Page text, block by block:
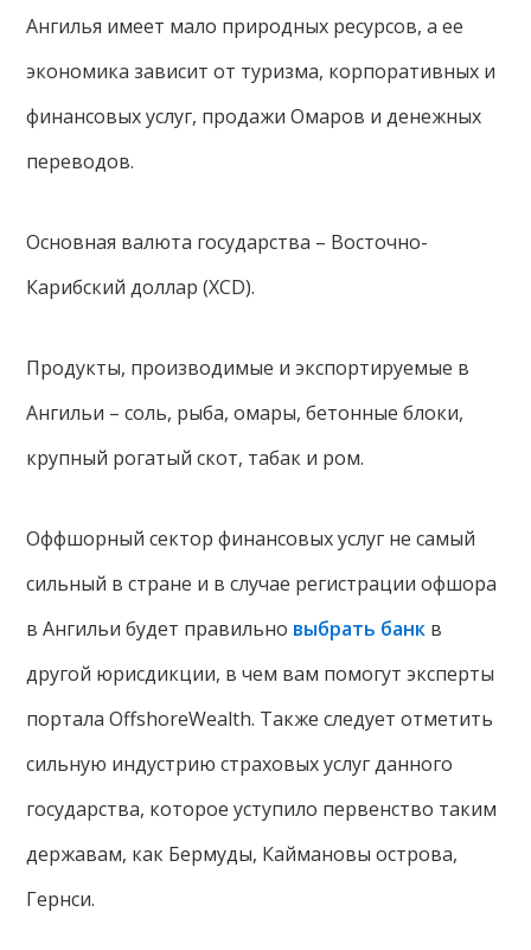
Ангилья имеет мало природных ресурсов, а ее
экономика зависит от туризма, корпоративных и
финансовых услуг, продажи Омаров и денежных
переводов.
Основная валюта государства – Восточно-
Карибский доллар (XCD).
Продукты, производимые и экспортируемые в
Ангильи – соль, рыба, омары, бетонные блоки,
крупный рогатый скот, табак и ром.
Оффшорный сектор финансовых услуг не самый
сильный в стране и в случае регистрации офшора
в Ангильи будет правильно выбрать банк в
другой юрисдикции, в чем вам помогут эксперты
портала OffshoreWealth. Также следует отметить
сильную индустрию страховых услуг данного
государства, которое уступило первенство таким
державам, как Бермуды, Каймановы острова,
Гернси.